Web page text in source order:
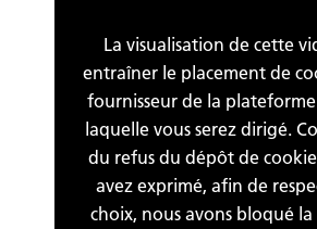
La visualisation de cette
entraîner le placement de
fournisseur de la
laquelle vous serez dirigé.
du refus du dépôt de
avez exprimé, afin de
choix, nous avons bloqué